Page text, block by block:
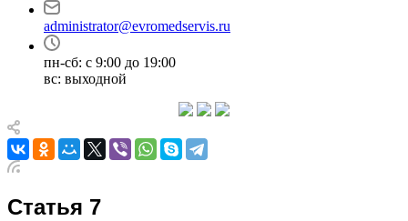
administrator@evromedservis.ru
пн-сб: с 9:00 до 19:00
вс: выходной
Статья 7